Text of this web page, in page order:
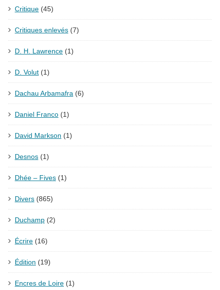
Critique (45)
Critiques enlevés (7)
D. H. Lawrence (1)
D. Volut (1)
Dachau Arbamafra (6)
Daniel Franco (1)
David Markson (1)
Desnos (1)
Dhée – Fives (1)
Divers (865)
Duchamp (2)
Écrire (16)
Édition (19)
Encres de Loire (1)